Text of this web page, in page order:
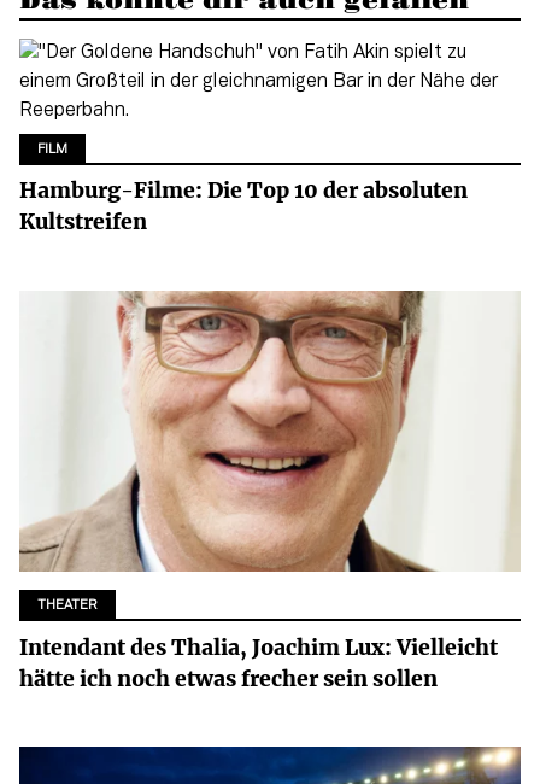
FILM
Hamburg-Filme: Die Top 10 der absoluten
Kultstreifen
THEATER
Intendant des Thalia, Joachim Lux: Vielleicht
hätte ich noch etwas frecher sein sollen